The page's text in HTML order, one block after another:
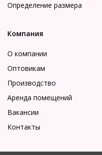
Определение размера
Компания
О компании
Оптовикам
Производство
Аренда помещений
Вакансии
Контакты